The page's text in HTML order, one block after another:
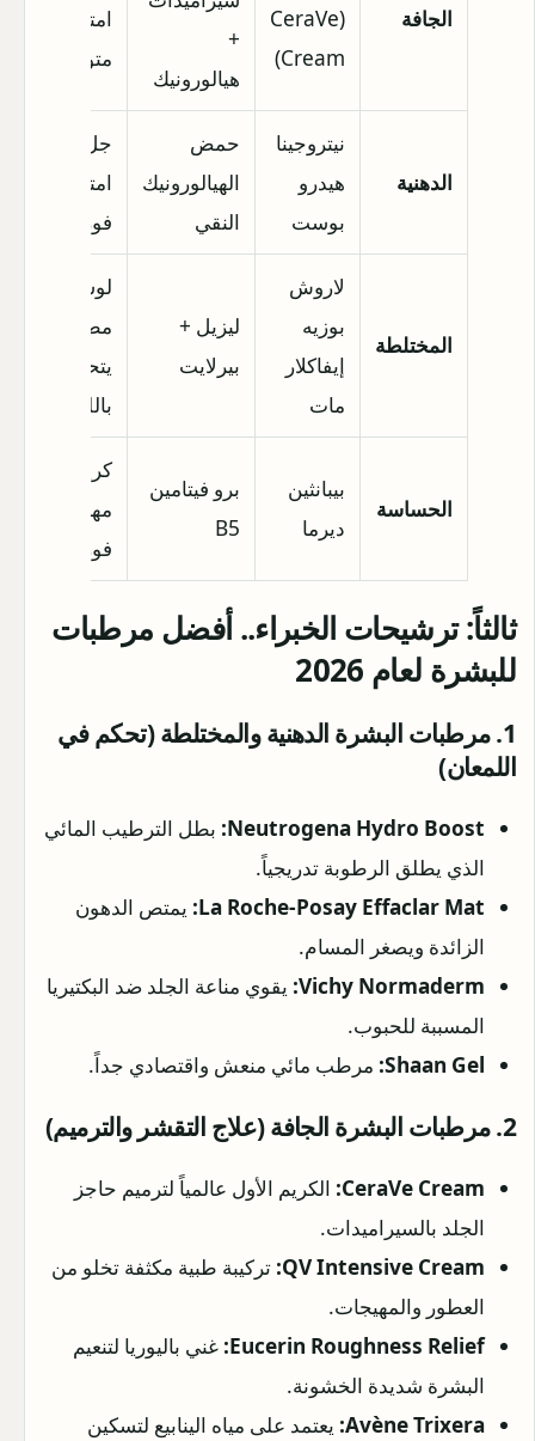
الجافة
(CeraVe
Cream)
+
هيالورونيك
امتصاص
متوسط
الدهنية
نيتروجينا
هيدرو
بوست
حمض
الهيالورونيك
النقي
جل مائي،
امتصاص
فوري
المختلطة
لاروش
بوزيه
إيفاكلار
مات
ليزيل +
بيرلايت
لوشن
مطفي،
يتحكم
باللمعان
الحساسة
بيبانثين
ديرما
برو فيتامين
B5
كريم ناعم،
مهدئ
فوري
ثالثاً: ترشيحات الخبراء.. أفضل مرطبات
للبشرة لعام 2026
1. مرطبات البشرة الدهنية والمختلطة (تحكم في
اللمعان)
Neutrogena Hydro Boost: بطل الترطيب المائي
الذي يطلق الرطوبة تدريجياً.
La Roche-Posay Effaclar Mat: يمتص الدهون
الزائدة ويصغر المسام.
Vichy Normaderm: يقوي مناعة الجلد ضد البكتيريا
المسببة للحبوب.
Shaan Gel: مرطب مائي منعش واقتصادي جداً.
2. مرطبات البشرة الجافة (علاج التقشر والترميم)
CeraVe Cream: الكريم الأول عالمياً لترميم حاجز
الجلد بالسيراميدات.
QV Intensive Cream: تركيبة طبية مكثفة تخلو من
العطور والمهيجات.
Eucerin Roughness Relief: غني باليوريا لتنعيم
البشرة شديدة الخشونة.
Avène Trixera: يعتمد على مياه الينابيع لتسكين